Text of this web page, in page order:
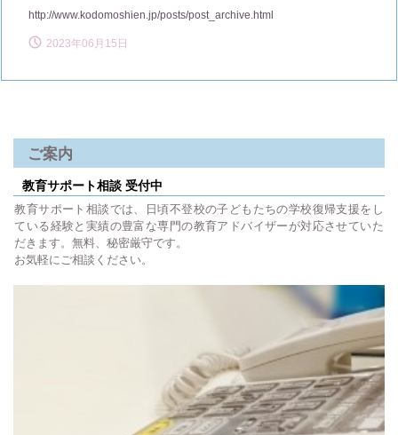
http://www.kodomoshien.jp/posts/post_archive.html
2023年06月15日
ご案内
教育サポート相談 受付中
教育サポート相談では、日頃不登校の子どもたちの学校復帰支援をし
ている経験と実績の豊富な専門の教育アドバイザーが対応させていた
だきます。無料、秘密厳守です。
お気軽にご相談ください。